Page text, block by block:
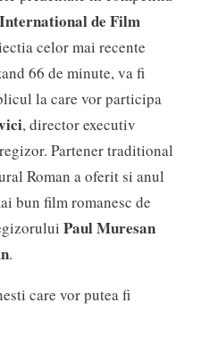
de Film
celor mai recente
66 de minute, va fi
la care vor participa
, director executiv
Partener traditional
Roman a oferit si anul
bun film romanesc de
Paul Muresan
.
care vor putea fi